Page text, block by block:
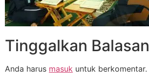
Tinggalkan Balasan
Anda harus masuk untuk berkomentar.